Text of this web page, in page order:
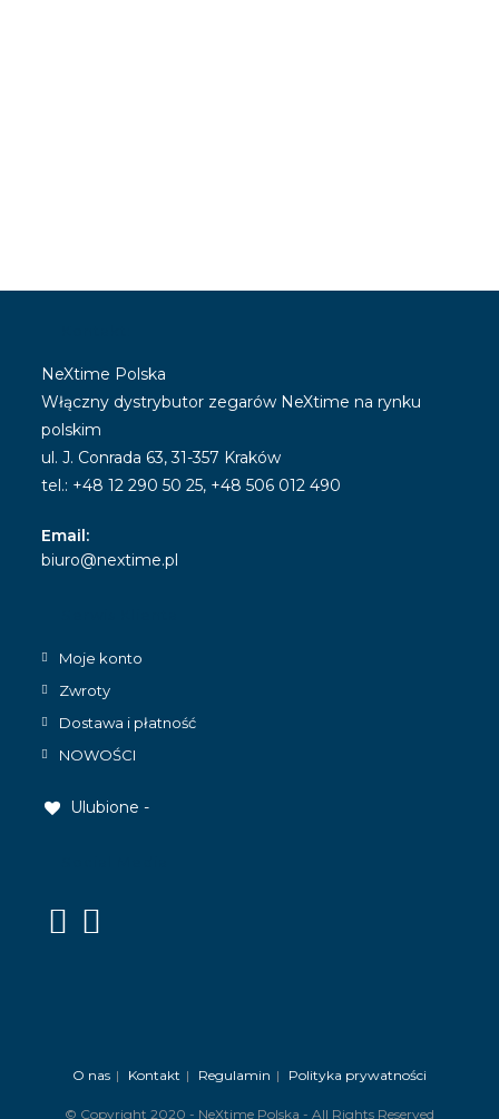
NeXtime Polska
Włączny dystrybutor zegarów NeXtime na rynku
polskim
ul. J. Conrada 63, 31-357 Kraków
tel.: +48 12 290 50 25, +48 506 012 490
Email:
biuro@nextime.pl
Moje konto
Zwroty
Dostawa i płatność
NOWOŚCI
Ulubione -
tab
O nas Kontakt Regulamin Polityka prywatności
© Copyright 2020 - NeXtime Polska - All Rights Reserved